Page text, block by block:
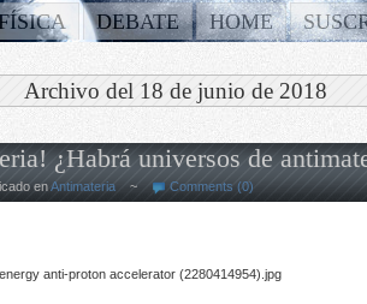
DEBATE HOME
Archivo del 18 de junio de 2018
¿Habrá universos de
enAntimateria~ Comments (0)